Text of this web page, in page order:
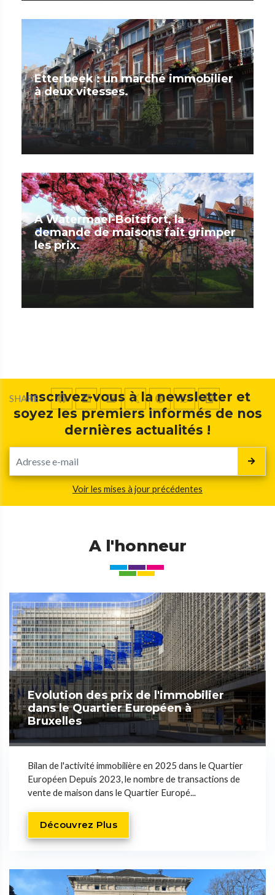
SHARE
Etterbeek : un marché immobilier
à deux vitesses.
A Watermael-Boitsfort, la
demande de maisons fait grimper
les prix.
Inscrivez-vous à la newsletter et
soyez les premiers informés de nos
dernières actualités !
Voir les mises à jour précédentes
A l'honneur
Evolution des prix de l'immobilier
dans le Quartier Européen à
Bruxelles
Bilan de l'activité immobilière en 2025 dans le Quartier
Européen Depuis 2023, le nombre de transactions de
vente de maison dans le Quartier Europé...
Découvrez Plus